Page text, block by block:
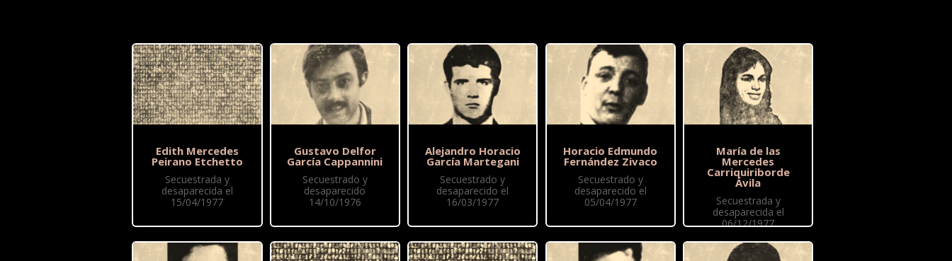
Edith Mercedes
Peirano Etchetto
Secuestrada y
desaparecida el
15/04/1977
Gustavo Delfor
García Cappannini
Secuestrado y
desaparecido
14/10/1976
Alejandro Horacio
García Martegani
Secuestrado y
desaparecido el
16/03/1977
Horacio Edmundo
Fernández Zivaco
Secuestrado y
desaparecido el
05/04/1977
María de las
Mercedes
Carriquiriborde
Ávila
Secuestrada y
desaparecida el
06/12/1977